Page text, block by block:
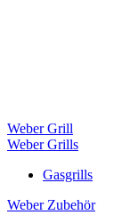
Weber Grill
Weber Grills
Gasgrills
Weber Zubehör